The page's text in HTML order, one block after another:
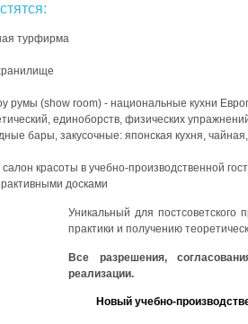
турфирма
румы (show room) - национальные кухни
единоборств, физических
бары, закусочные: японская кухня,
красоты в учебно-производственной
досками
Уникальный для
практики и получению
Все разрешения,
реализации.
Новый учебно-